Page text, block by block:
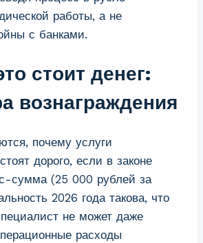
работы, а не
с банками.
стоит денег:
вознаграждения
почему услуги
дорого, если в законе
сумма (25 000 рублей за
2026 года такова, что
не может даже
расходы